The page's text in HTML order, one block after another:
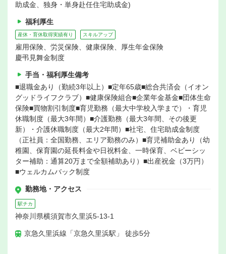
助成金、独身・単身赴任住宅助成金)
福利厚生
産休・育休取得実績有り スキルアップ
雇用保険、労災保険、健康保険、厚生年金保険
慶弔見舞金制度
手当・福利厚生備考
■退職金あり（勤続3年以上）■定年65歳■総合共済会（イオン
グッドライフクラブ）■健康保険組合■企業年金基金■団体生命
保険■買物割引制度■育児勤務（最大中学校入学まで）・育児
休職制度（最大3年間）■介護勤務（最大3年間、その後更
新）・介護休職制度（最大2年間）■社宅、住宅助成金制度
（正社員：全国勤務、エリア勤務のみ）■育児補助金あり（幼
稚園、保育園の延長料金や日祝料金、一時保育、ベビーシッ
ター補助：通算20万まで全額補助あり）■出産祝金（3万円）
■ウェルカムバック制度
勤務地・アクセス
駅チカ
神奈川県横須賀市久里浜5-13-1
京急久里浜線「京急久里浜駅」 徒歩5分